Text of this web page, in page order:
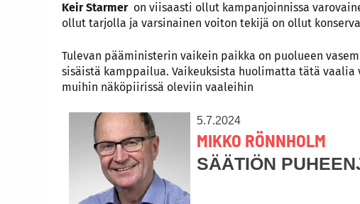
Keir Starmeron viisaasti ollut kampanjoinnissa
ollut tarjolla ja varsinainen voiton tekijä on ollut
Tulevan pääministerin vaikein paikka on puolueen
sisäistä kamppailua. Vaikeuksista huolimatta tätä
muihin näköpiirissä oleviin vaaleihin
5.7.2024
MIKKO RÖNNHOLM
SÄÄTIÖN